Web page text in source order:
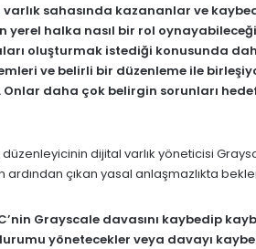
varlık sahasında kazananlar ve
yerel halka nasıl bir rol
oluşturmak istediği konusunda
ve belirli bir düzenleme ile
daha çok belirgin sorunları
dijital varlık yöneticisi
çıkan yasal anlaşmazlıkta
Grayscale davasını kaybedip
yönetecekler veya davayı